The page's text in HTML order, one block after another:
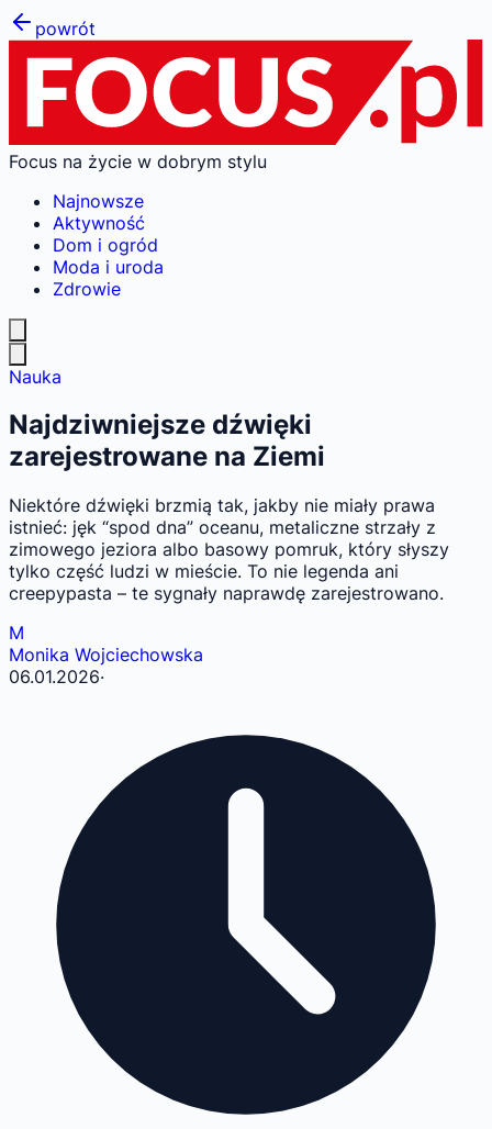
powrót
Focus na życie w dobrym stylu
Najnowsze
Aktywność
Dom i ogród
Moda i uroda
Zdrowie
Nauka
Najdziwniejsze dźwięki
zarejestrowane na Ziemi
Niektóre dźwięki brzmią tak, jakby nie miały prawa
istnieć: jęk “spod dna” oceanu, metaliczne strzały z
zimowego jeziora albo basowy pomruk, który słyszy
tylko część ludzi w mieście. To nie legenda ani
creepypasta – te sygnały naprawdę zarejestrowano.
M
Monika Wojciechowska
06.01.2026·